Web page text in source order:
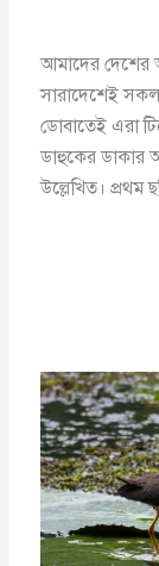
আমাদের দেশের
সারাদেশেই
ডোবাতেই এরা
ডাহুকের ডাকার
উল্লেখিত। প্রথম